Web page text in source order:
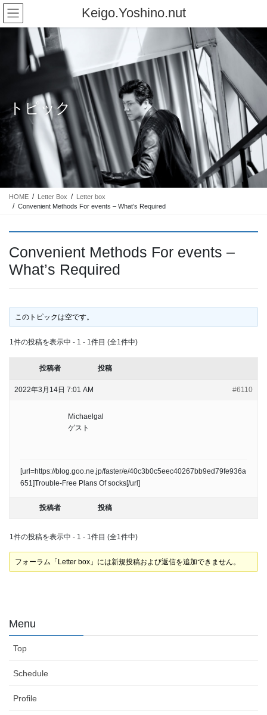
コ
ン
テ
ナ
ビ
ゲ
動
Keigo.Yoshino.nut
トピック
HOME Letter Box
Letter box
Convenient Methods For events – What’s Required
Convenient Methods For events –
What’s Required
このトピックは空です。
1件の投稿を表示中 - 1 - 1件目 (全1件中)
投稿者 投稿
2022年3月14日 7:01 AM #6110
Michaelgal
ゲスト
[url=https://blog.goo.ne.jp/faster/e/40c3b0c5eec40267bb9ed79fe936a
651]Trouble-Free Plans Of socks[/url]
投稿者 投稿
1件の投稿を表示中 - 1 - 1件目 (全1件中)
フォーラム「Letter box」には新規投稿および返信を追加できません。
Menu
Top
Schedule
Profile